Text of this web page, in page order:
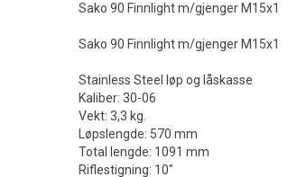
Sako 90 Finnlight m/gjenger M15x1
Sako 90 Finnlight m/gjenger M15x1
Stainless Steel løp og låskasse
Kaliber: 30-06
Vekt: 3,3 kg.
Løpslengde: 570 mm
Total lengde: 1091 mm
Riflestigning: 10"